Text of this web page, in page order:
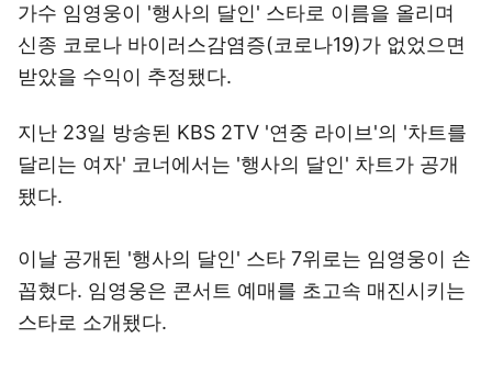
가수 임영웅이 '행사의 달인' 스타로 이름을 올리며
신종 코로나 바이러스감염증(코로나19)가 없었으면
받았을 수익이 추정됐다.
지난 23일 방송된 KBS 2TV '연중 라이브'의 '차트를
달리는 여자' 코너에서는 '행사의 달인' 차트가 공개
됐다.
이날 공개된 '행사의 달인' 스타 7위로는 임영웅이 손
꼽혔다. 임영웅은 콘서트 예매를 초고속 매진시키는
스타로 소개됐다.